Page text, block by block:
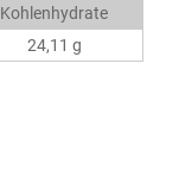
Kohlenhydrate
24,11 g